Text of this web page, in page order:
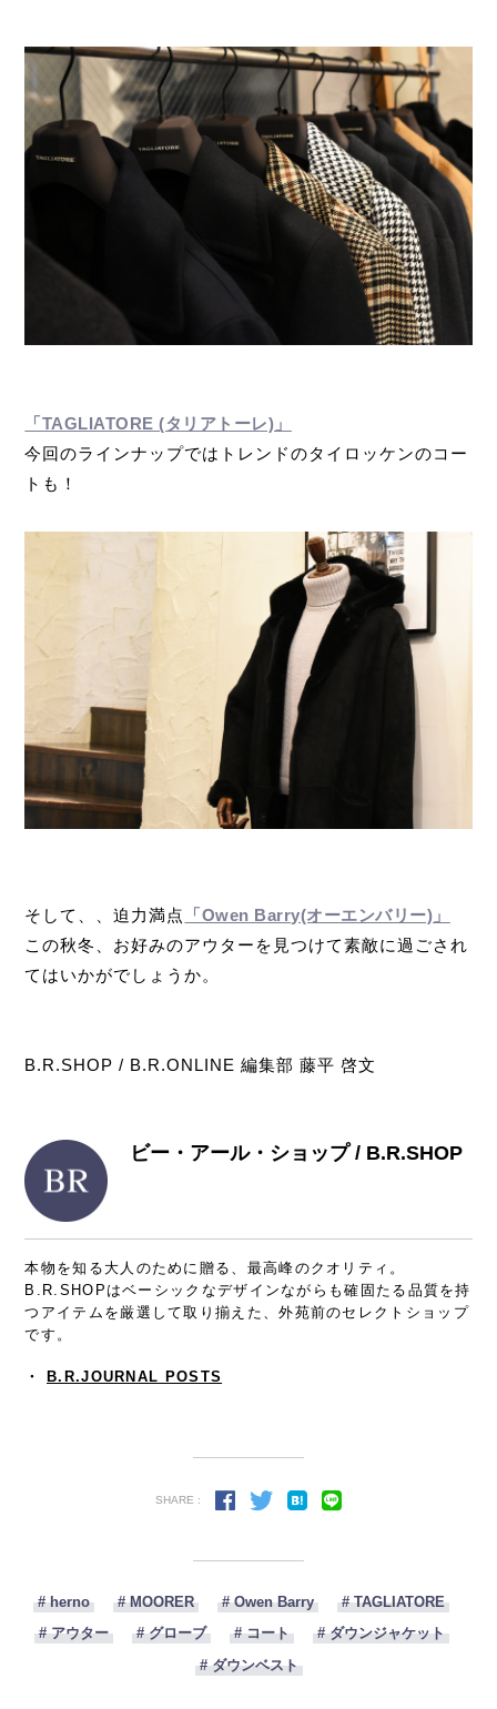
「TAGLIATORE (タリアトーレ)」
今回のラインナップではトレンドのタイロッケンのコー
トも！
そして、、迫力満点
「Owen Barry(オーエンバリー)」
この秋冬、お好みのアウターを見つけて素敵に過ごされ
てはいかがでしょうか。
B.R.SHOP / B.R.ONLINE 編集部 藤平 啓文
ビー・アール・ショップ / B.R.SHOP
本物を知る大人のために贈る、最高峰のクオリティ。
B.R.SHOPはベーシックなデザインながらも確固たる品質を持
つアイテムを厳選して取り揃えた、外苑前のセレクトショップ
です。
・ B.R.JOURNAL POSTS
SHARE :
# herno # MOORER # Owen Barry
# TAGLIATORE
# アウター
# グローブ # コート
# ダウンジャケット
# ダウンベスト